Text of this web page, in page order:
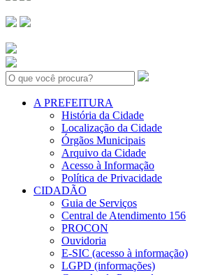
Search:
A PREFEITURA
História da Cidade
Localização da Cidade
Órgãos Municipais
Arquivo da Cidade
Acesso à Informação
Política de Privacidade
CIDADÃO
Guia de Serviços
Central de Atendimento 156
PROCON
Ouvidoria
E-SIC (acesso à informação)
LGPD (informações)